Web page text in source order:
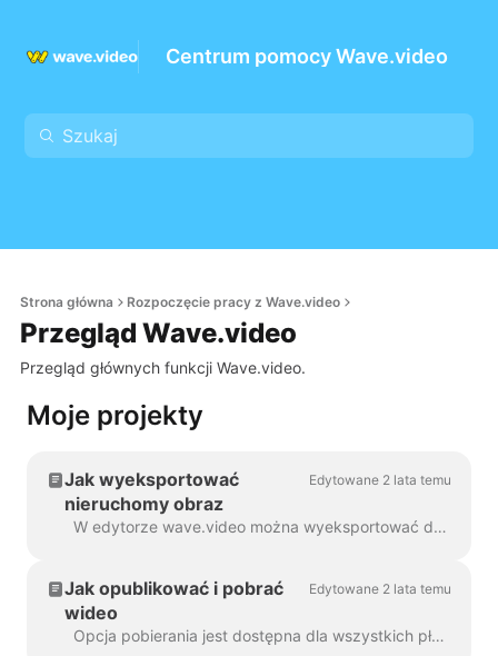
Centrum pomocy Wave.video
Strona główna Rozpoczęcie pracy z Wave.video
Przegląd Wave.video
Przegląd głównych funkcji Wave.video.
Moje projekty
Jak wyeksportować
nieruchomy obraz
Edytowane 2 lata temu
W edytorze wave.video można wyeksportować dowolną klatkę do formatu JPG, PNG lub GIF. Tylko PNG i GIF obsługują przezroczystość. Jak zacząć? Najpierw znajdź klatkę ...
Jak opublikować i pobrać
wideo
Edytowane 2 lata temu
Opcja pobierania jest dostępna dla wszystkich płacących użytkowników wave.video. Aby pobrać film, należy wykonać 2 proste kroki: Opcja A: Krok ...